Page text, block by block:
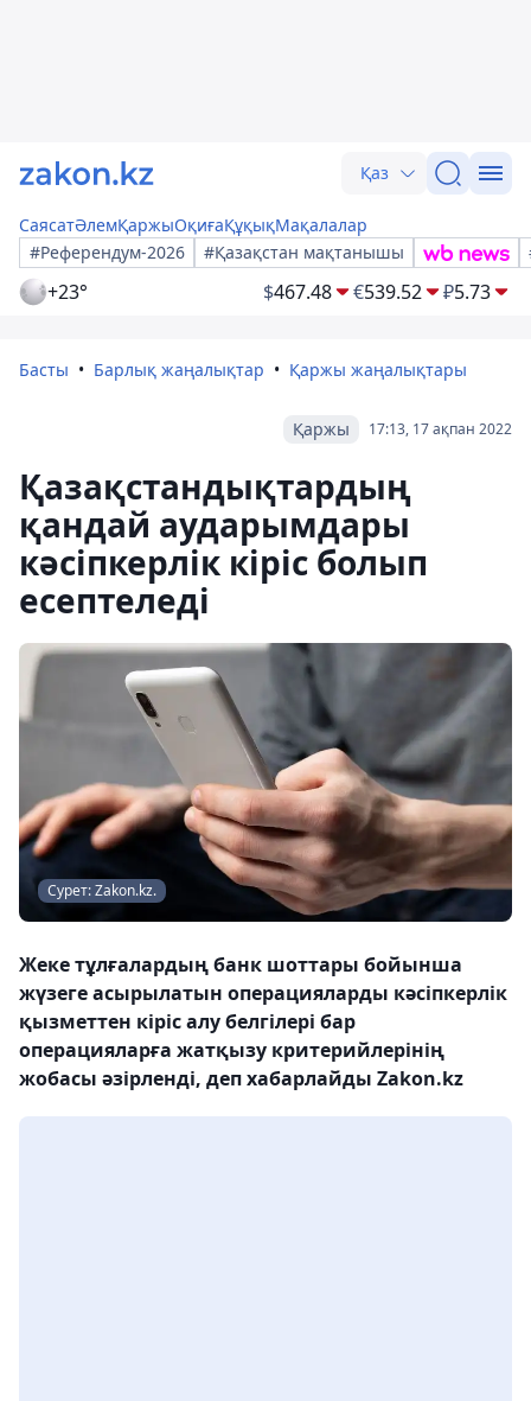
Қаз
СаясатӘлемҚаржыОқиғаҚұқықМақалалар
#Референдум-2026
#Қазақстан мақтанышы
+23° $467.48 €539.52 ₽5.73
Басты Барлық жаңалықтар Қаржы жаңалықтары
17:13, 17 ақпан 2022
Қаржы
Қазақстандықтардың
қандай аударымдары
кәсіпкерлік кіріс болып
есептеледі
Сурет: Zakon.kz.
Жеке тұлғалардың банк шоттары бойынша
жүзеге асырылатын операцияларды кәсіпкерлік
қызметтен кіріс алу белгілері бар
операцияларға жатқызу критерийлерінің
жобасы әзірленді, деп хабарлайды Zakon.kz